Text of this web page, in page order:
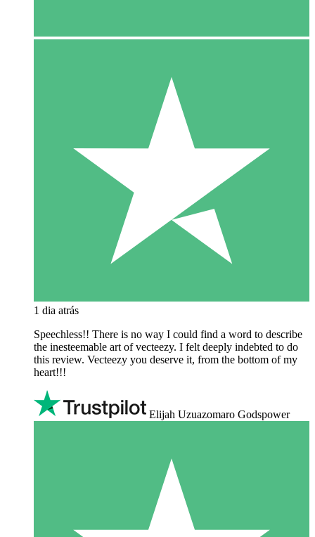
1 dia atrás
Speechless!! There is no way I could find a word to describe
the inesteemable art of vecteezy. I felt deeply indebted to do
this review. Vecteezy you deserve it, from the bottom of my
heart!!!
Elijah Uzuazomaro Godspower